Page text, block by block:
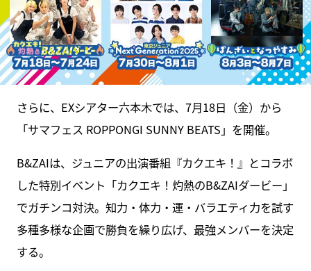
さらに、EXシアター六本木では、7月18日（金）から
「サマフェス ROPPONGI SUNNY BEATS」を開催。
B&ZAIは、ジュニアの出演番組『カクエキ！』とコラボ
した特別イベント「カクエキ！灼熱のB&ZAIダービー」
でガチンコ対決。知力・体力・運・バラエティ力を試す
多種多様な企画で勝負を繰り広げ、最強メンバーを決定
する。